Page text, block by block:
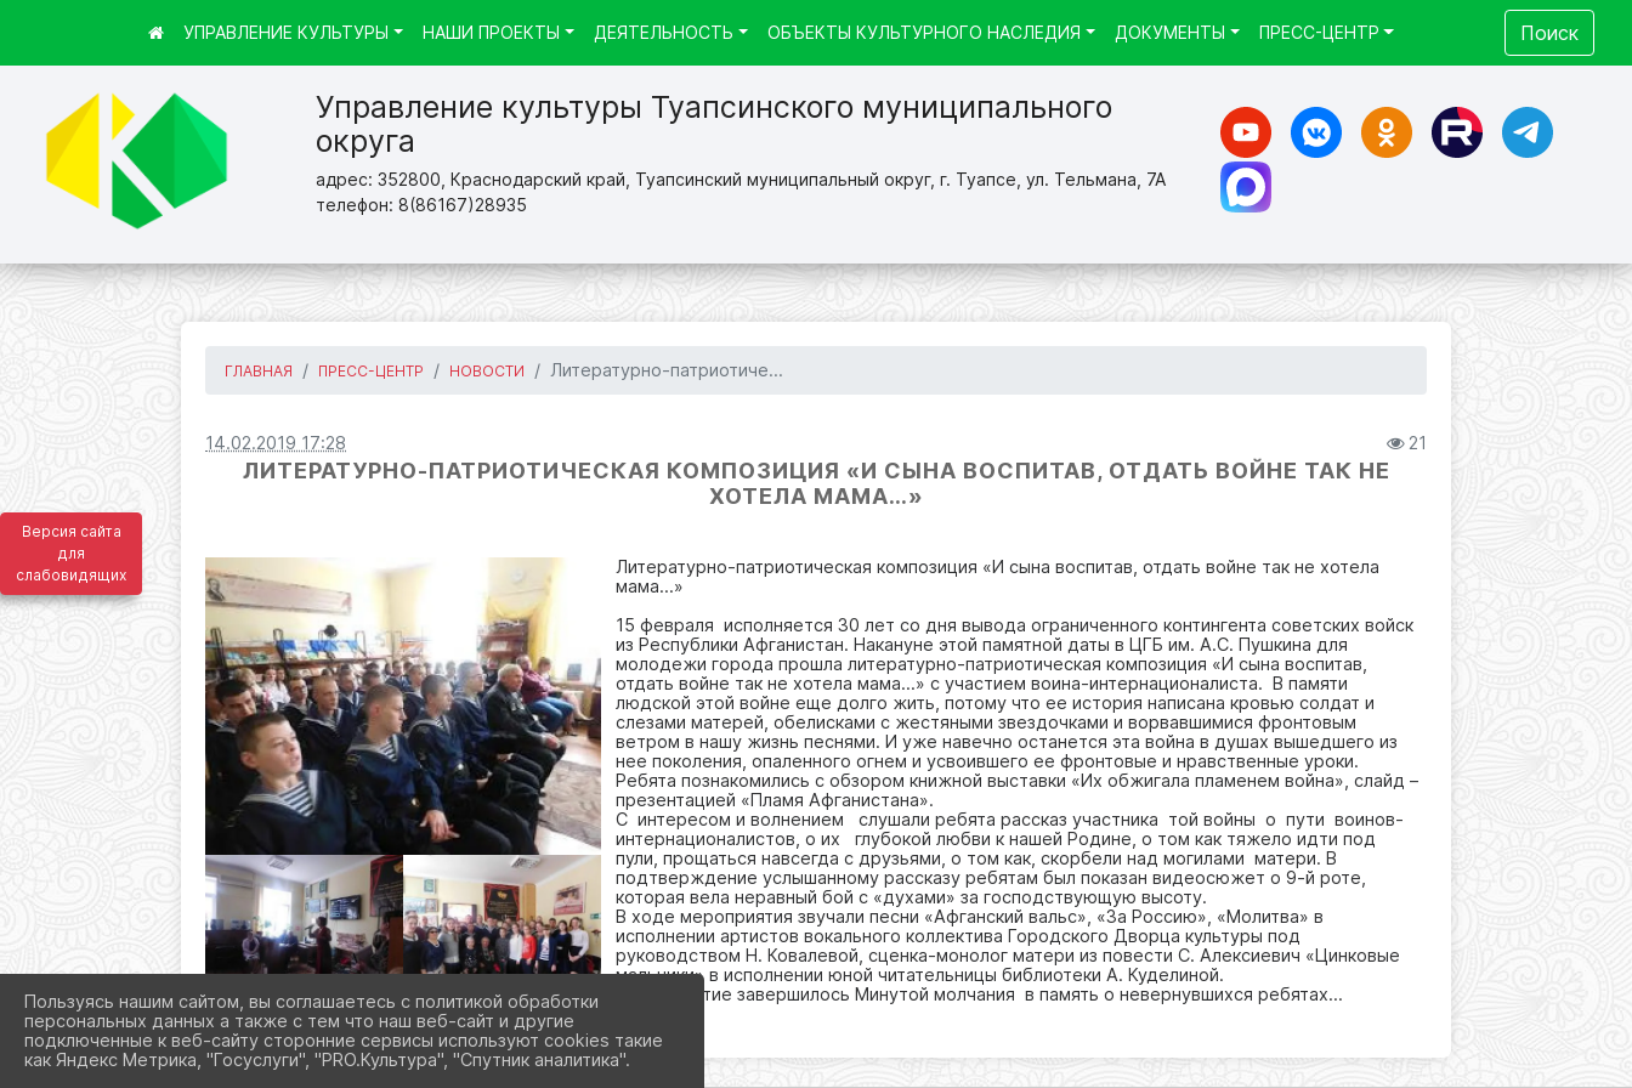
Версия сайта
для
слабовидящих
Управление культуры Туапсинского муниципального
округа
адрес: 352800, Краснодарский край, Туапсинский муниципальный округ, г. Туапсе, ул. Тельмана, 7А
телефон: 8(86167)28935
УПРАВЛЕНИЕ КУЛЬТУРЫ НАШИ ПРОЕКТЫ ДЕЯТЕЛЬНОСТЬ ОБЪЕКТЫ КУЛЬТУРНОГО НАСЛЕДИЯ ДОКУМЕНТЫ ПРЕСС-ЦЕНТР Поиск
ГЛАВНАЯ ПРЕСС-ЦЕНТР НОВОСТИ Литературно-патриотиче...
14.02.2019 17:28 21
ЛИТЕРАТУРНО-ПАТРИОТИЧЕСКАЯ КОМПОЗИЦИЯ «И СЫНА ВОСПИТАВ, ОТДАТЬ ВОЙНЕ ТАК НЕ
ХОТЕЛА МАМА…»
Литературно-патриотическая композиция «И сына воспитав, отдать войне так не хотела
мама…»
15 февраля исполняется 30 лет со дня вывода ограниченного контингента советских войск
из Республики Афганистан. Накануне этой памятной даты в ЦГБ им. А.С. Пушкина для
молодежи города прошла литературно-патриотическая композиция «И сына воспитав,
отдать войне так не хотела мама…» с участием воина-интернационалиста. В памяти
людской этой войне еще долго жить, потому что ее история написана кровью солдат и
слезами матерей, обелисками с жестяными звездочками и ворвавшимися фронтовым
ветром в нашу жизнь песнями. И уже навечно останется эта война в душах вышедшего из
нее поколения, опаленного огнем и усвоившего ее фронтовые и нравственные уроки.
Ребята познакомились с обзором книжной выставки «Их обжигала пламенем война», слайд –
презентацией «Пламя Афганистана».
С интересом и волнением слушали ребята рассказ участника той войны о пути воинов-
интернационалистов, о их глубокой любви к нашей Родине, о том как тяжело идти под
пули, прощаться навсегда с друзьями, о том как, скорбели над могилами матери. В
подтверждение услышанному рассказу ребятам был показан видеосюжет о 9-й роте,
которая вела неравный бой с «духами» за господствующую высоту.
В ходе мероприятия звучали песни «Афганский вальс», «За Россию», «Молитва» в
исполнении артистов вокального коллектива Городского Дворца культуры под
руководством Н. Ковалевой, сценка-монолог матери из повести С. Алексиевич «Цинковые
мальчики» в исполнении юной читательницы библиотеки А. Куделиной.
Мероприятие завершилось Минутой молчания в память о невернувшихся ребятах…
Пользуясь нашим сайтом, вы соглашаетесь с политикой обработки
персональных данных а также с тем что наш веб-сайт и другие
подключенные к веб-сайту сторонние сервисы используют cookies такие
как Яндекс Метрика, "Госуслуги", "PRO.Культура", "Спутник аналитика".